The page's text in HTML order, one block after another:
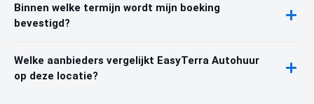
Binnen welke termijn wordt mijn boeking
bevestigd?
Welke aanbieders vergelijkt EasyTerra Autohuur
op deze locatie?